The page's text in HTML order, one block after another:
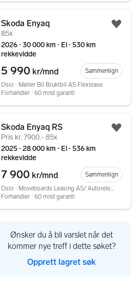
Skoda Enyaq
85x
2026 ∙ 30 000 km ∙ El ∙ 530 km
rekkevidde
5 990 kr/mnd
Sammenlign
Oslo ∙ Møller Bil Bruktbil AS Flexlease
Forhandler ∙ 60 mnd garanti
Skoda Enyaq RS
Pris kr. 7900.- 85x
2025 ∙ 28 000 km ∙ El ∙ 536 km
rekkevidde
7 900 kr/mnd
Sammenlign
Oslo ∙ Moveboards Leasing AS/ Autorelease
Forhandler ∙ 60 mnd garanti
Ønsker du å bli varslet når det
kommer nye treff i dette søket?
Opprett lagret søk